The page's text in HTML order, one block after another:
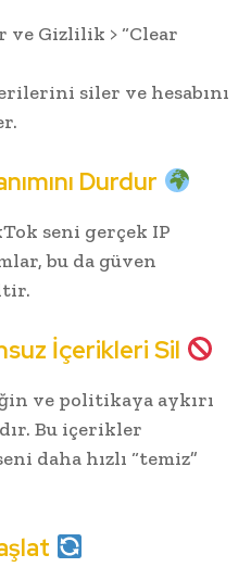
ve Gizlilik > “Clear
siler ve hesabını
Durdur
seni gerçek IP
bu da güven
İçerikleri Sil
ve politikaya aykırı
Bu içerikler
daha hızlı “temiz”